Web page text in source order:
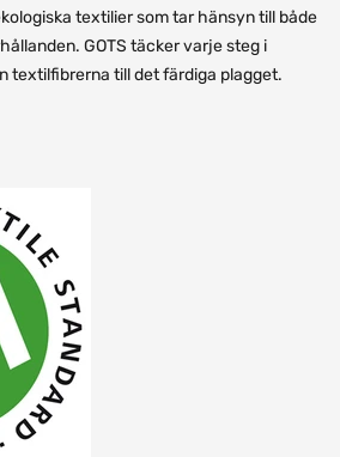
textilier som tar hänsyn till både
GOTS täcker varje steg i
textilfibrerna till det färdiga plagget.